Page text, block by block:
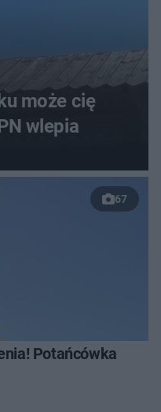
może cię
wlepia
67
Potańcówka